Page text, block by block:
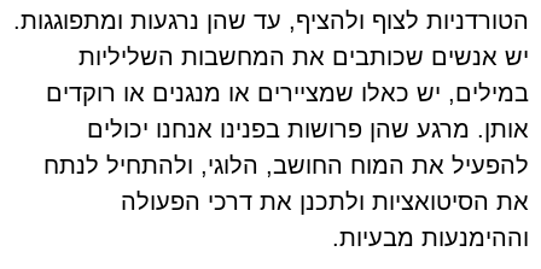
הטורדניות לצוף ולהציף, עד שהן נרגעות ומתפוגגות.
יש אנשים שכותבים את המחשבות השליליות
במילים, יש כאלו שמציירים או מנגנים או רוקדים
אותן. מרגע שהן פרושות בפנינו אנחנו יכולים
להפעיל את המוח החושב, הלוגי, ולהתחיל לנתח
את הסיטואציות ולתכנן את דרכי הפעולה
וההימנעות מבעיות.